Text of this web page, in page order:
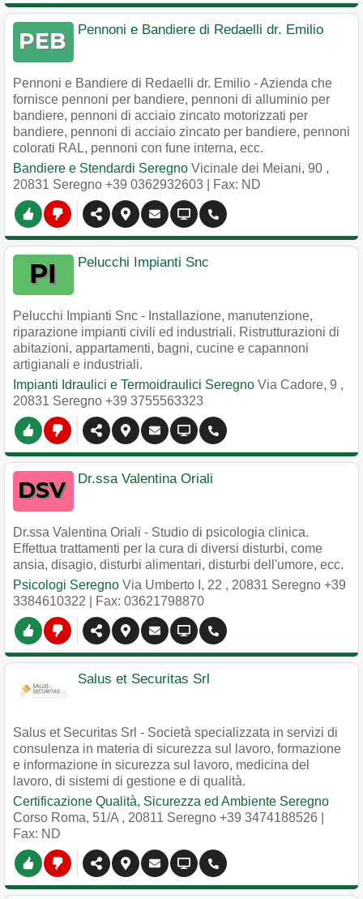
Pennoni e Bandiere di Redaelli dr. Emilio
Pennoni e Bandiere di Redaelli dr. Emilio - Azienda che
fornisce pennoni per bandiere, pennoni di alluminio per
bandiere, pennoni di acciaio zincato motorizzati per
bandiere, pennoni di acciaio zincato per bandiere, pennoni
colorati RAL, pennoni con fune interna, ecc.
Bandiere e Stendardi Seregno Vicinale dei Meiani, 90 ,
20831 Seregno +39 0362932603 | Fax: ND
Pelucchi Impianti Snc
Pelucchi Impianti Snc - Installazione, manutenzione,
riparazione impianti civili ed industriali. Ristrutturazioni di
abitazioni, appartamenti, bagni, cucine e capannoni
artigianali e industriali.
Impianti Idraulici e Termoidraulici Seregno Via Cadore, 9 ,
20831 Seregno +39 3755563323
Dr.ssa Valentina Oriali
Dr.ssa Valentina Oriali - Studio di psicologia clinica.
Effettua trattamenti per la cura di diversi disturbi, come
ansia, disagio, disturbi alimentari, disturbi dell'umore, ecc.
Psicologi Seregno Via Umberto I, 22 , 20831 Seregno +39
3384610322 | Fax: 03621798870
Salus et Securitas Srl
Salus et Securitas Srl - Società specializzata in servizi di
consulenza in materia di sicurezza sul lavoro, formazione
e informazione in sicurezza sul lavoro, medicina del
lavoro, di sistemi di gestione e di qualità.
Certificazione Qualità, Sicurezza ed Ambiente Seregno
Corso Roma, 51/A , 20811 Seregno +39 3474188526
Fax: ND